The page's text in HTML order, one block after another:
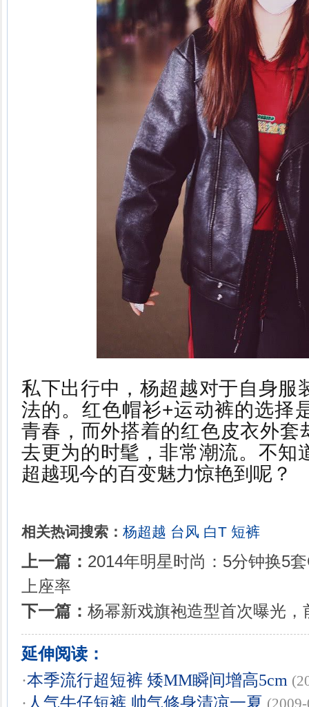
私下出行中，杨超越对于自身服
法的。红色帽衫+运动裤的选择
青春，而外搭着的红色皮衣外套
去更为的时髦，非常潮流。不知
超越现今的百变魅力惊艳到呢？
相关热词搜索： 杨超越 台风 白T 短裤
上一篇： 2014年明星时尚：5分钟换5
上座率
下一篇： 杨幂新戏旗袍造型首次曝光
延伸阅读：
·本季流行超短裤 矮MM瞬间增高5cm
· 人气牛仔短裤 帅气修身清凉一夏